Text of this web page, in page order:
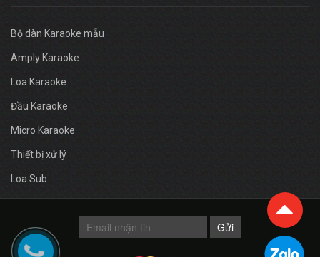
Bộ dàn Karaoke mẫu
Amply Karaoke
Loa Karaoke
Đầu Karaoke
Micro Karaoke
Thiết bị xử lý
Loa Sub
Gửi